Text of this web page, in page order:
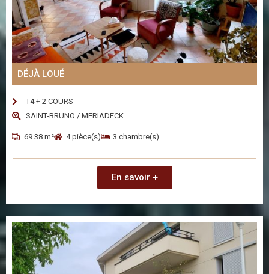
DÉJÀ LOUÉ
T4 + 2 COURS
SAINT-BRUNO / MERIADECK
69.38 m² 4 pièce(s) 3 chambre(s)
En savoir +